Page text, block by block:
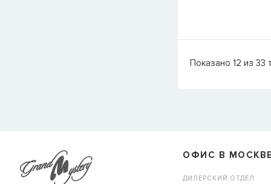
Показано 12 из 33
ОФИС В
ДИЛЕРСКИЙ ОТДЕЛ